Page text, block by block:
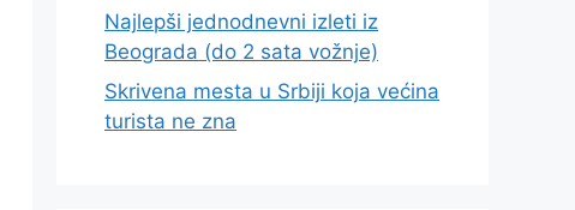
Najlepši jednodnevni izleti iz
Beograda (do 2 sata vožnje)
Skrivena mesta u Srbiji koja većina
turista ne zna